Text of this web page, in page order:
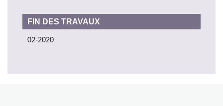
FIN DES TRAVAUX
02-2020